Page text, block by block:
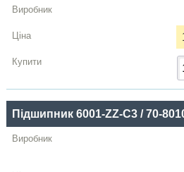
Підшипник 6001-ZZ-C3 / 70-